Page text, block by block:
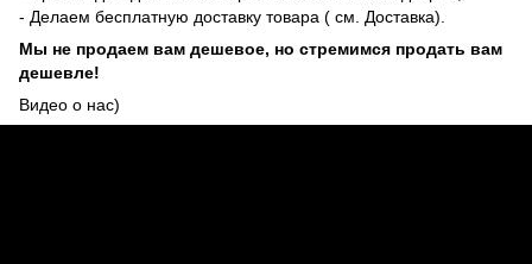
- Делаем бесплатную доставку товара ( см. Доставка).
Мы не продаем вам дешевое, но стремимся продать вам
дешевле!
Видео о нас)